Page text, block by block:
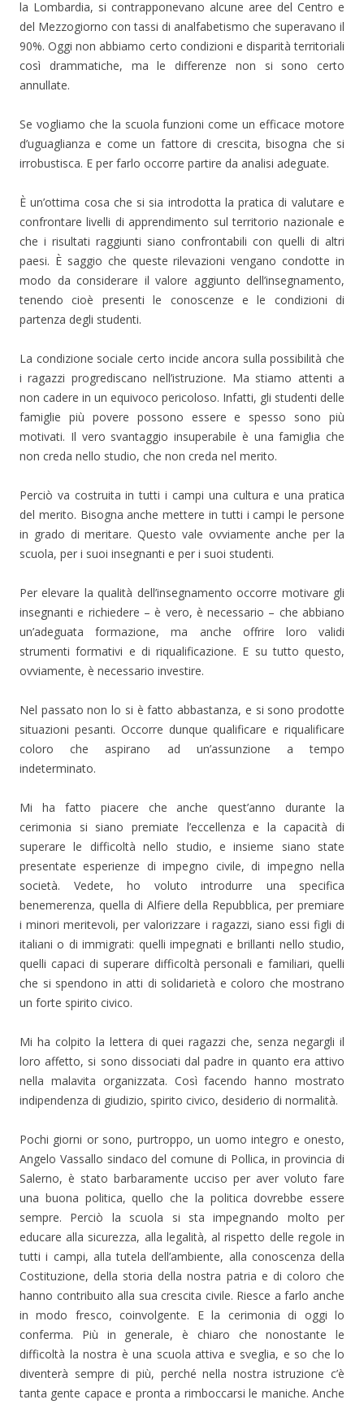
la Lombardia, si contrapponevano alcune aree del Centro e
del Mezzogiorno con tassi di analfabetismo che superavano il
90%. Oggi non abbiamo certo condizioni e disparità territoriali
così drammatiche, ma le differenze non si sono certo
annullate.
Se vogliamo che la scuola funzioni come un efficace motore
d’uguaglianza e come un fattore di crescita, bisogna che si
irrobustisca. E per farlo occorre partire da analisi adeguate.
È un’ottima cosa che si sia introdotta la pratica di valutare e
confrontare livelli di apprendimento sul territorio nazionale e
che i risultati raggiunti siano confrontabili con quelli di altri
paesi. È saggio che queste rilevazioni vengano condotte in
modo da considerare il valore aggiunto dell’insegnamento,
tenendo cioè presenti le conoscenze e le condizioni di
partenza degli studenti.
La condizione sociale certo incide ancora sulla possibilità che
i ragazzi progrediscano nell’istruzione. Ma stiamo attenti a
non cadere in un equivoco pericoloso. Infatti, gli studenti delle
famiglie più povere possono essere e spesso sono più
motivati. Il vero svantaggio insuperabile è una famiglia che
non creda nello studio, che non creda nel merito.
Perciò va costruita in tutti i campi una cultura e una pratica
del merito. Bisogna anche mettere in tutti i campi le persone
in grado di meritare. Questo vale ovviamente anche per la
scuola, per i suoi insegnanti e per i suoi studenti.
Per elevare la qualità dell’insegnamento occorre motivare gli
insegnanti e richiedere – è vero, è necessario – che abbiano
un’adeguata formazione, ma anche offrire loro validi
strumenti formativi e di riqualificazione. E su tutto questo,
ovviamente, è necessario investire.
Nel passato non lo si è fatto abbastanza, e si sono prodotte
situazioni pesanti. Occorre dunque qualificare e riqualificare
coloro che aspirano ad un’assunzione a tempo
indeterminato.
Mi ha fatto piacere che anche quest’anno durante la
cerimonia si siano premiate l’eccellenza e la capacità di
superare le difficoltà nello studio, e insieme siano state
presentate esperienze di impegno civile, di impegno nella
società. Vedete, ho voluto introdurre una specifica
benemerenza, quella di Alfiere della Repubblica, per premiare
i minori meritevoli, per valorizzare i ragazzi, siano essi figli di
italiani o di immigrati: quelli impegnati e brillanti nello studio,
quelli capaci di superare difficoltà personali e familiari, quelli
che si spendono in atti di solidarietà e coloro che mostrano
un forte spirito civico.
Mi ha colpito la lettera di quei ragazzi che, senza negargli il
loro affetto, si sono dissociati dal padre in quanto era attivo
nella malavita organizzata. Così facendo hanno mostrato
indipendenza di giudizio, spirito civico, desiderio di normalità.
Pochi giorni or sono, purtroppo, un uomo integro e onesto,
Angelo Vassallo sindaco del comune di Pollica, in provincia di
Salerno, è stato barbaramente ucciso per aver voluto fare
una buona politica, quello che la politica dovrebbe essere
sempre. Perciò la scuola si sta impegnando molto per
educare alla sicurezza, alla legalità, al rispetto delle regole in
tutti i campi, alla tutela dell’ambiente, alla conoscenza della
Costituzione, della storia della nostra patria e di coloro che
hanno contribuito alla sua crescita civile. Riesce a farlo anche
in modo fresco, coinvolgente. E la cerimonia di oggi lo
conferma. Più in generale, è chiaro che nonostante le
difficoltà la nostra è una scuola attiva e sveglia, e so che lo
diventerà sempre di più, perché nella nostra istruzione c’è
tanta gente capace e pronta a rimboccarsi le maniche. Anche